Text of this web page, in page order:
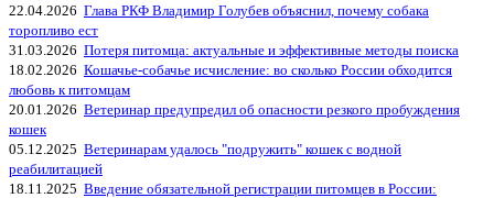
22.04.2026 Глава РКФ Владимир Голубев объяснил, почему собака
торопливо ест
31.03.2026 Потеря питомца: актуальные и эффективные методы поиска
18.02.2026 Кошачье-собачье исчисление: во сколько России обходится
любовь к питомцам
20.01.2026 Ветеринар предупредил об опасности резкого пробуждения
кошек
05.12.2025 Ветеринарам удалось "подружить" кошек с водной
реабилитацией
18.11.2025 Введение обязательной регистрации питомцев в России: